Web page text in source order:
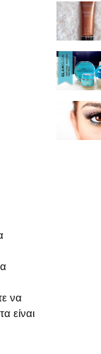
να
είναι